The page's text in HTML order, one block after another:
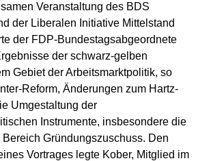
Veranstaltung des BDS
der Liberalen Initiative Mittelstand
der FDP-Bundestagsabgeordnete
der schwarz-gelben
Gebiet der Arbeitsmarktpolitik, so
Reform, Änderungen zum Hartz-
Umgestaltung der
Instrumente, insbesondere die
Gründungszuschuss. Den
Vortrages legte Kober, Mitglied im